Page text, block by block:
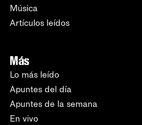
Música
Artículos leídos
Más
Lo más leído
Apuntes del día
Apuntes de la semana
En vivo